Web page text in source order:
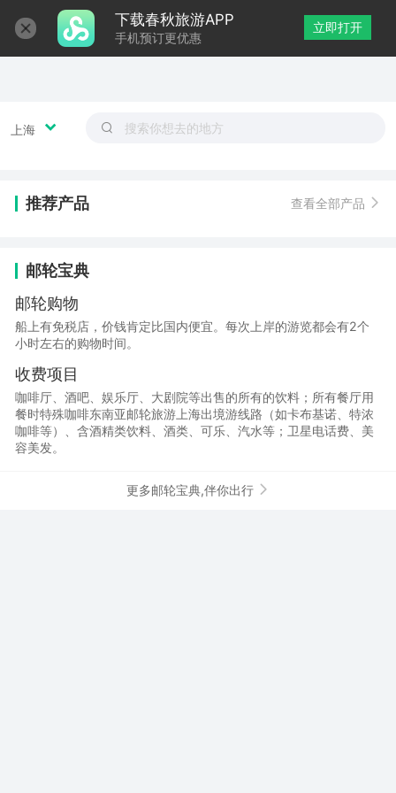
上海
推荐产品 查看全部产品
邮轮宝典
邮轮购物
船上有免税店，价钱肯定比国内便宜。每次上岸的游览都会有2个
小时左右的购物时间。
收费项目
咖啡厅、酒吧、娱乐厅、大剧院等出售的所有的饮料；所有餐厅用
餐时特殊咖啡东南亚邮轮旅游上海出境游线路（如卡布基诺、特浓
咖啡等）、含酒精类饮料、酒类、可乐、汽水等；卫星电话费、美
容美发。
更多邮轮宝典,伴你出行
下载春秋旅游APP
手机预订更优惠
立即打开